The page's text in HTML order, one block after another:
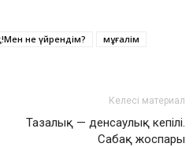
не үйрендім?
мұғалім
Келесі материал
Тазалық — денсаулық кепілі.
Сабақ жоспары